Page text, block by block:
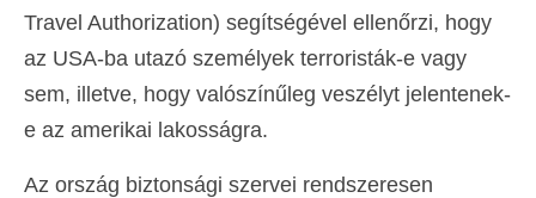
Travel Authorization) segítségével ellenőrzi, hogy
az USA-ba utazó személyek terroristák-e vagy
sem, illetve, hogy valószínűleg veszélyt jelentenek-
e az amerikai lakosságra.
Az ország biztonsági szervei rendszeresen